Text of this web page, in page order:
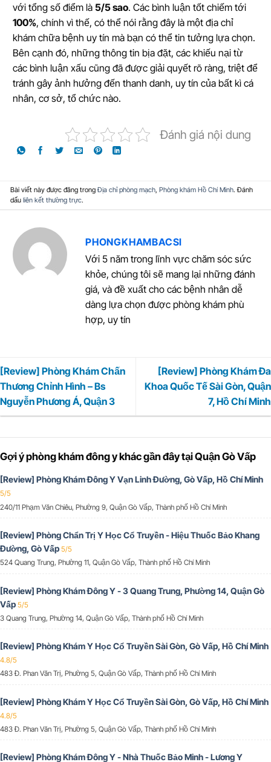
với tổng số điểm là 5/5 sao. Các bình luận tốt chiếm tới
100%, chính vì thế, có thể nói rằng đây là một địa chỉ
khám chữa bệnh uy tín mà bạn có thể tin tưởng lựa chọn.
Bên cạnh đó, những thông tin bịa đặt, các khiếu nại từ
các bình luận xấu cũng đã được giải quyết rõ ràng, triệt để
tránh gây ảnh hưởng đến thanh danh, uy tín của bất kì cá
nhân, cơ sở, tổ chức nào.
Đánh giá nội dung
Bài viết này được đăng trongĐịa chỉ phòng mạch, Phòng khám Hồ Chí Minh. Đánh
dấu liên kết thường trực.
PHONGKHAMBACSI
Với 5 năm trong lĩnh vực chăm sóc sức
khỏe, chúng tôi sẽ mang lại những đánh
giá, và đề xuất cho các bệnh nhân dễ
dàng lựa chọn được phòng khám phù
hợp, uy tín
[Review] Phòng Khám Chấn
Thương Chỉnh Hình – Bs
Nguyễn Phương Á, Quận 3
[Review] Phòng Khám Đa
Khoa Quốc Tế Sài Gòn, Quận
7, Hồ Chí Minh
Gợi ý phòng khám đông y khác gần đây tại Quận Gò Vấp
[Review] Phòng Khám Đông Y Vạn Linh Đường, Gò Vấp, Hồ Chí Minh
5/5
240/11 Phạm Văn Chiêu, Phường 9, Quận Gò Vấp, Thành phố Hồ Chí Minh
[Review] Phòng Chẩn Trị Y Học Cổ Truyền - Hiệu Thuốc Bảo Khang
Đường, Gò Vấp 5/5
524 Quang Trung, Phường 11, Quận Gò Vấp, Thành phố Hồ Chí Minh
[Review] Phòng Khám Đông Y - 3 Quang Trung, Phường 14, Quận Gò
Vấp 5/5
3 Quang Trung, Phường 14, Quận Gò Vấp, Thành phố Hồ Chí Minh
[Review] Phòng Khám Y Học Cổ Truyền Sài Gòn, Gò Vấp, Hồ Chí Minh
4.8/5
483 Đ. Phan Văn Trị, Phường 5, Quận Gò Vấp, Thành phố Hồ Chí Minh
[Review] Phòng Khám Y Học Cổ Truyền Sài Gòn, Gò Vấp, Hồ Chí Minh
4.8/5
483 Đ. Phan Văn Trị, Phường 5, Quận Gò Vấp, Thành phố Hồ Chí Minh
[Review] Phòng Khám Đông Y - Nhà Thuốc Bảo Minh - Lương Y